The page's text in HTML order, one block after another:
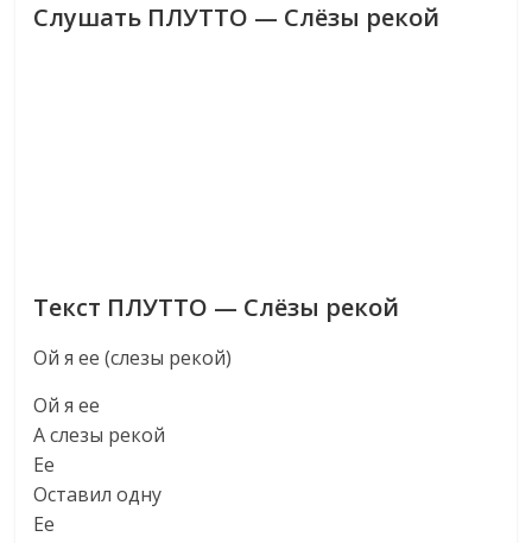
Слушать ПЛУТТО — Слёзы рекой
Текст ПЛУТТО — Слёзы рекой
Ой я ее (слезы рекой)
Ой я ее
А слезы рекой
Ее
Оставил одну
Ее